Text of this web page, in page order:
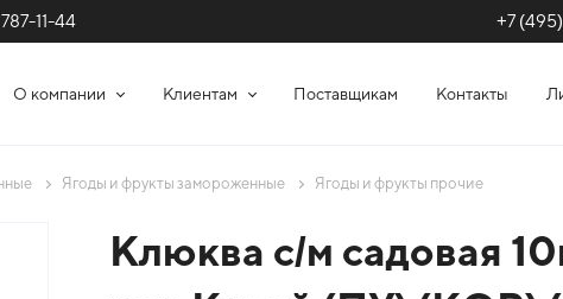
11-44 +7
О компании Клиентам Поставщикам Контакты
Ягоды и фрукты замороженные Ягоды и фрукты прочие
Клюква с/м садовая